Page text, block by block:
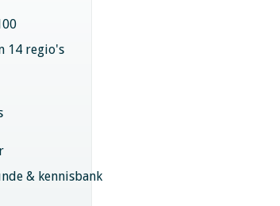
14 regio's
& kennisbank